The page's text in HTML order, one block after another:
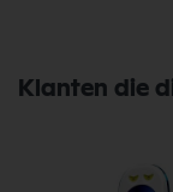
Klanten die